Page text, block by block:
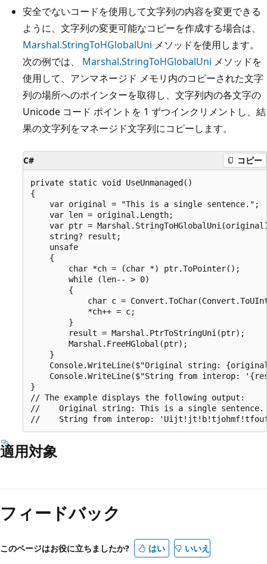
安全でないコードを使用して文字列の内容を変更できる
ように、文字列の変更可能なコピーを作成する場合は、
Marshal.StringToHGlobalUni メソッドを使用します。
次の例では、 Marshal.StringToHGlobalUni メソッドを
使用して、アンマネージド メモリ内のコピーされた文字
列の場所へのポインターを取得し、文字列内の各文字の
Unicode コード ポイントを 1 ずつインクリメントし、結
果の文字列をマネージド文字列にコピーします。
C# コピー
private static void UseUnmanaged()
{
    var original = "This is a single sentence.";
    var len = original.Length;
var ptr =
    string? result;
    unsafe
    {
        char *ch = (char *) ptr.ToPointer();
        while (len-- > 0)
        {
char c =
            *ch++ = c;
        }
        result = Marshal.PtrToStringUni(ptr);
        Marshal.FreeHGlobal(ptr);
    }
Console.WriteLine($"Original string:
Console.WriteLine($"String from interop:
}
// The example displays the following output:
//    Original string: This is a single sentence.
適用対象
フィードバック
このページはお役に立ちましたか? はい いいえ